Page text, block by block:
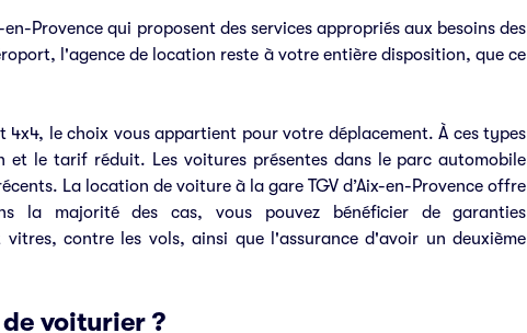
Provence qui proposent des services appropriés aux besoins des
l'agence de location reste à votre entière disposition, que ce
4x4, le choix vous appartient pour votre déplacement. À ces types
et le tarif réduit. Les voitures présentes dans le parc automobile
La location de voiture à la gare TGV d’Aix-en-Provence offre
la majorité des cas, vous pouvez bénéficier de garanties
contre les vols, ainsi que l'assurance d'avoir un deuxième
voiturier ?